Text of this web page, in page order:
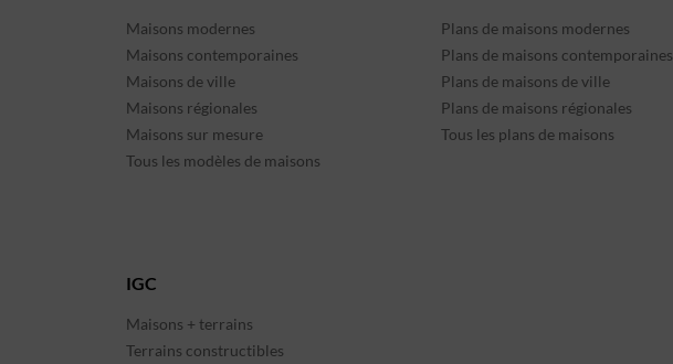
Maisons modernes
Maisons contemporaines
Maisons de ville
Maisons régionales
Maisons sur mesure
Tous les modèles de maisons
Plans de maisons modernes
Plans de maisons contemporaines
Plans de maisons de ville
Plans de maisons régionales
Tous les plans de maisons
IGC
Maisons + terrains
Terrains constructibles